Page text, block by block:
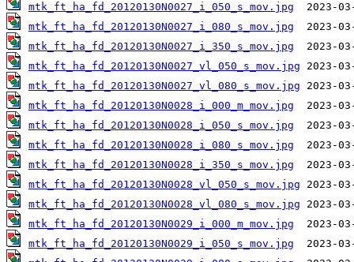
mtk_ft_ha_fd_20120130N0027_i_050_s_mov.jpg
mtk_ft_ha_fd_20120130N0027_i_080_s_mov.jpg
mtk_ft_ha_fd_20120130N0027_i_350_s_mov.jpg
mtk_ft_ha_fd_20120130N0027_vl_050_s_mov.jpg
mtk_ft_ha_fd_20120130N0027_vl_080_s_mov.jpg
mtk_ft_ha_fd_20120130N0028_i_000_m_mov.jpg
mtk_ft_ha_fd_20120130N0028_i_050_s_mov.jpg
mtk_ft_ha_fd_20120130N0028_i_080_s_mov.jpg
mtk_ft_ha_fd_20120130N0028_i_350_s_mov.jpg
mtk_ft_ha_fd_20120130N0028_vl_050_s_mov.jpg
mtk_ft_ha_fd_20120130N0028_vl_080_s_mov.jpg
mtk_ft_ha_fd_20120130N0029_i_000_m_mov.jpg
mtk_ft_ha_fd_20120130N0029_i_050_s_mov.jpg